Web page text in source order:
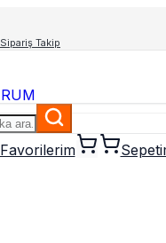
Sipariş Takip
Favorilerim